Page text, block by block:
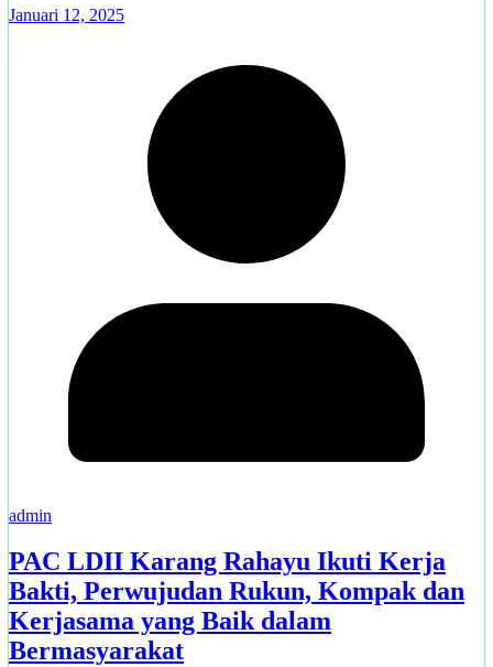
Januari 12, 2025
admin
PAC LDII Karang Rahayu Ikuti Kerja
Bakti, Perwujudan Rukun, Kompak dan
Kerjasama yang Baik dalam
Bermasyarakat